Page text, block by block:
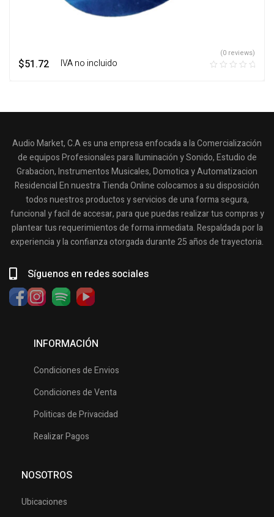
$51.72 ‎ ‎ ‎ IVA no incluido
(0 reviews)
Audio Market, C.A es una empresa enfocada a la Comercialización
de equipos Profesionales para Iluminación y Sonido, Estudio de
Grabacion, Instrumentos Musicales, Domotica y Automatizacion
Residencial En nuestra Tienda Online colocamos a su disposición
todos nuestros productos y servicios de una forma segura,
funcional y facil de accesar, para que puedas realizar tus compras y
plantear tus requerimientos de forma inmediata. Respaldada por la
experiencia y la confianza otorgada durante 25 años de trayectoria.
Síguenos en redes sociales
INFORMACIÓN
Condiciones de Envios
Condiciones de Venta
Politicas de Privacidad
Realizar Pagos
NOSOTROS
Ubicaciones